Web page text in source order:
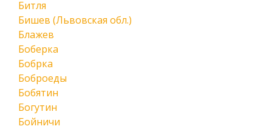
Битля
Бишев (Львовская обл.)
Блажев
Боберка
Бобрка
Боброеды
Бобятин
Богутин
Бойничи